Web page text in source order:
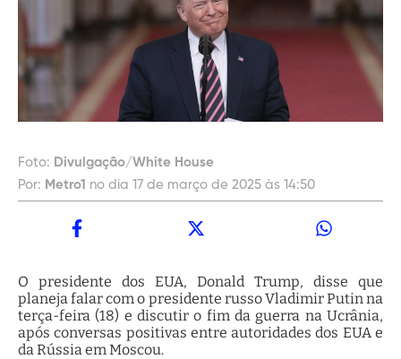
Foto: Divulgação/White House
Por: Metro1 no dia 17 de março de 2025 às 14:50
O presidente dos EUA, Donald Trump, disse que
planeja falar com o presidente russo Vladimir Putin na
terça-feira (18) e discutir o fim da guerra na Ucrânia,
após conversas positivas entre autoridades dos EUA e
da Rússia em Moscou.